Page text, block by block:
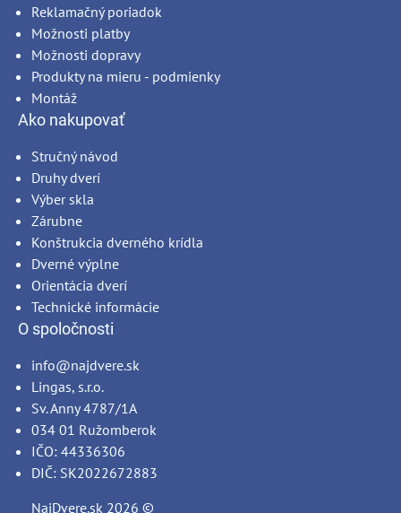
Reklamačný poriadok
Možnosti platby
Možnosti dopravy
Produkty na mieru - podmienky
Montáž
Ako nakupovať
Stručný návod
Druhy dverí
Výber skla
Zárubne
Konštrukcia dverného krídla
Dverné výplne
Orientácia dverí
Technické informácie
O spoločnosti
info@najdvere.sk
Lingas, s.r.o.
Sv. Anny 4787/1A
034 01 Ružomberok
IČO: 44336306
DIČ: SK2022672883
NajDvere.sk 2026 ©